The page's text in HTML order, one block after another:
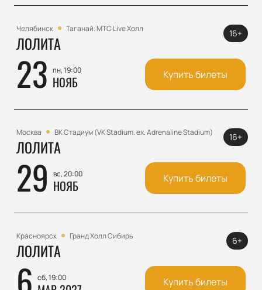
Челябинск Таганай. МТС Live Холл
ЛОЛИТА
23 пн, 19:00
НОЯБ
16+
Купить билеты
Москва ВК Стадиум (VK Stadium. ex. Adrenaline Stadium)
ЛОЛИТА
29 вс, 20:00
НОЯБ
16+
Купить билеты
Красноярск Гранд Холл Сибирь
ЛОЛИТА
6 сб, 19:00
6+
Купить билеты